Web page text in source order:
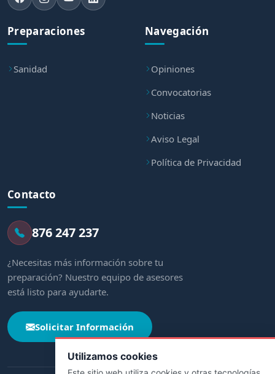
Utilizamos cookies
Preparaciones
Sanidad
Navegación
Opiniones
Convocatorias
Noticias
Aviso Legal
Política de Privacidad
Contacto
876 247 237
¿Necesitas más información sobre tu
preparación? Nuestro equipo de asesores
está listo para ayudarte.
Solicitar Información